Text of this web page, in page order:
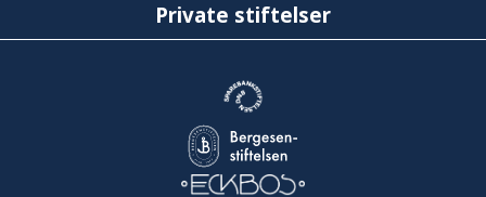
Private stiftelser